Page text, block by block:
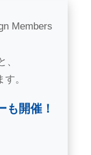
Members
、
。
も開催！